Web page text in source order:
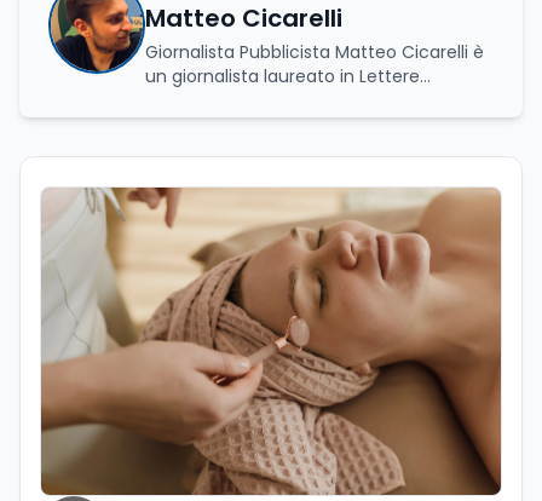
Matteo Cicarelli
Giornalista Pubblicista Matteo Cicarelli è
un giornalista laureato in Lettere
Scrittura. Durante il suo percorso
comunicazione, sviluppando un forte
interesse per il mondo del giornalismo.
Infatti, ha dedicato le sue tesi a due
ambiti distinti ma complementari: da un
lato l’analisi della lingua e della cultura
indoeuropea, dall’altro lo studio della
narrazione giornalistica, con un
particolare approfondimento sul
giornalismo enogastronomico. Da
sempre affascinato dal mondo della
comunicazione e del racconto, nel corso
della sua carriera ha lavorato anche
come addetto stampa e ha collaborato